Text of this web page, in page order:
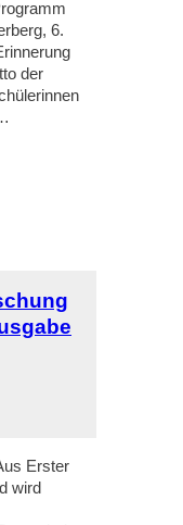
6.
der
Erster
wird